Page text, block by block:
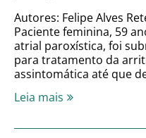
Autores: Felipe Alves
Paciente feminina, 59
atrial paroxística, foi
para tratamento da
assintomática até que
Leia mais